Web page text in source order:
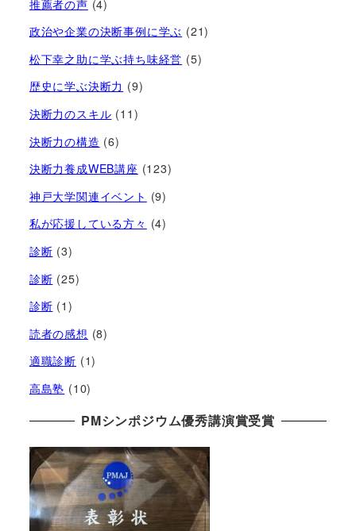
推薦者の声 (4)
政治や企業の決断事例に学ぶ (21)
松下幸之助に学ぶ持ち味経営 (5)
歴史に学ぶ決断力 (9)
決断力のスキル (11)
決断力の構造 (6)
決断力養成WEB講座 (123)
神戸大学関連イベント (9)
私が応援している方々 (4)
診断 (3)
診断 (25)
診断 (1)
読者の感想 (8)
適職診断 (1)
高島塾 (10)
PMシンポジウム優秀講演賞受賞